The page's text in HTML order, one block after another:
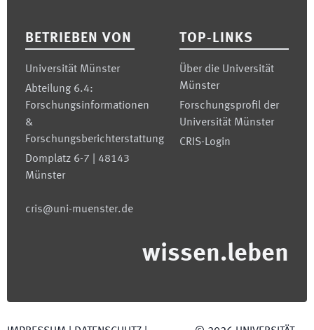
BETRIEBEN VON
Universität Münster
Abteilung 6.4:
Forschungsinformationen
&
Forschungsberichterstattung
Domplatz 6-7 | 48143
Münster
cris@uni-muenster.de
TOP-LINKS
Über die Universität
Münster
Forschungsprofil der
Universität Münster
CRIS-Login
wissen.leben